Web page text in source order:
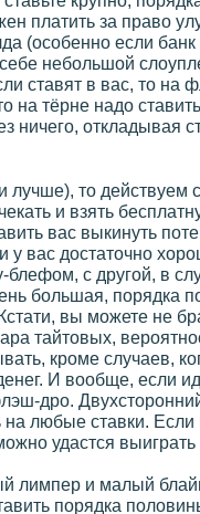
платить за право
(особенно если
небольшой
ставят в вас, то на
тёрне надо
ничего, откладывая
лучше), то
и взять
вас выкинуть
вас достаточно
с другой, в
большая, порядка
вы можете не
тайтовых,
кроме случаев,
И вообще, если
дро.
любые ставки.
удастся
лимпер и малый
порядка